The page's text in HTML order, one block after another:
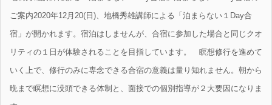
ご案内2020年12月20(日)、地橋秀雄講師による「泊まらない１Day合
宿」が開かれます。宿泊はしませんが、合宿に参加した場合と同じクオ
リティの１日が体験されることを目指しています。 瞑想修行を進めて
いく上で、修行のみに専念できる合宿の意義は量り知れません。朝から
晩まで瞑想に没頭できる体制と、面接での個別指導が２大要因になりま